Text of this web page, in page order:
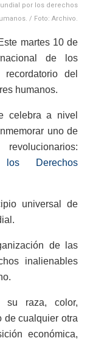
por los derechos
/ Foto: Archivo.
martes 10 de
de los
del
humanos.
celebra a nivel
uno de
Derechos
universal de
de las
inalienables
su raza, color,
de cualquier otra
económica,